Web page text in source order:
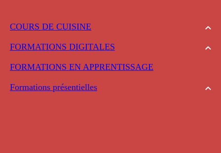
COURS DE CUISINE
FORMATIONS DIGITALES
FORMATIONS EN APPRENTISSAGE
Formations présentielles